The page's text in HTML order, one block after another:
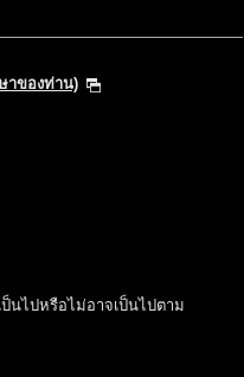
าของท่าน)
นไปหรือไม่อาจเป็นไปตาม